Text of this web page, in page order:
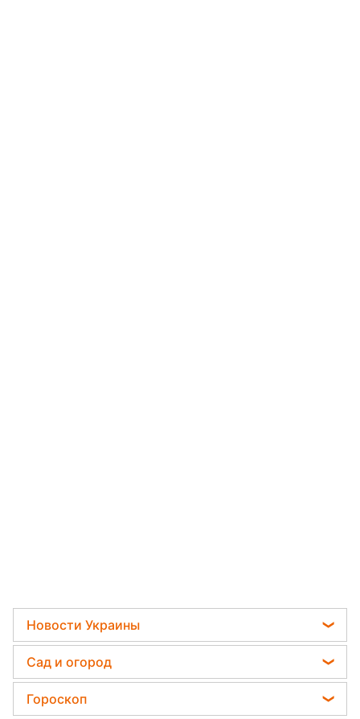
Новости Украины
Пенсии в Украине
Мобилизация
Политика
Сад и огород
Садовод назвал самое эффективное средство
против сорняков
Гороскоп